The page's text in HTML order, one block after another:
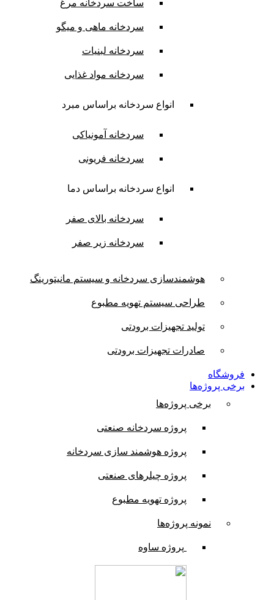
ساخت سردخانه مرغ
سردخانه ماهی و میگو
سردخانه لبنیات
سردخانه مواد غذایی
انواع سردخانه براساس مبرد
سردخانه آمونیاکی
سردخانه فریونی
انواع سردخانه براساس دما
سردخانه بالای صفر
سردخانه زیر صفر
هوشمندسازی سردخانه و سیستم مانیتورینگ
طراحی سیستم تهویه مطبوع
تولید تجهیزات برودتی
صادرات تجهیزات برودتی
فروشگاه
برخی پروژه‌ها
برخی پروژه‌ها
پروژه سردخانه صنعتی
پروژه هوشمند سازی سردخانه
پروژه چیلرهای صنعتی
پروژه تهویه مطبوع
نمونه پروژه‌ها
پروژه ساوه